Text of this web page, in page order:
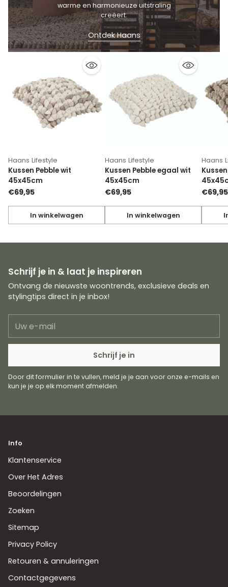
warme en harmonieuze uitstraling
creëert.
Ontdek Haans
Haans Lifestyle
Kussen Pebble wit
45x45cm
€69,95
In winkelwagen
Hoeveelheid
Haans Lifestyle
Kussen Pebble egaal wit
45x45cm
€69,95
In winkelwagen
Hoeveelheid
Haans
€69,95
Schrijf je in & laat je inspireren
Ontvang de nieuwste woontrends, exclusieve deals en
stylingtips direct in je inbox!
e-
mail
Schrijf je in
Door dit formulier in te vullen, meld je je aan voor onze e-mails en
kun je je op elk moment afmelden.
Info
Klantenservice
Over Het Adres
Beoordelingen
Zoeken
Sitemap
Privacy Policy
Retouren & annuleringen
Contactgegevens